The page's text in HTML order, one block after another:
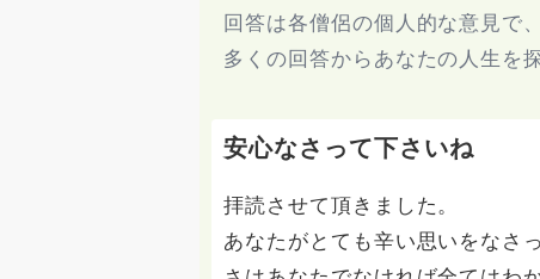
回答は各僧侶の個人的な意見で
多くの回答からあなたの人生を
安心なさって下さいね
拝読させて頂きました。
あなたがとても辛い思いをなさ